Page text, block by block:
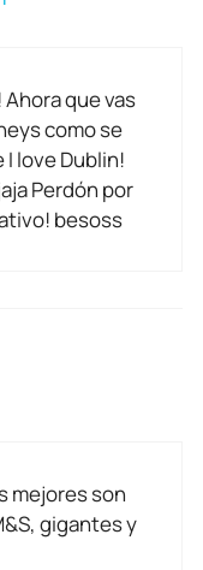
que vas
como se
I love Dublin!
Perdón por
besoss
mejores son
gigantes y